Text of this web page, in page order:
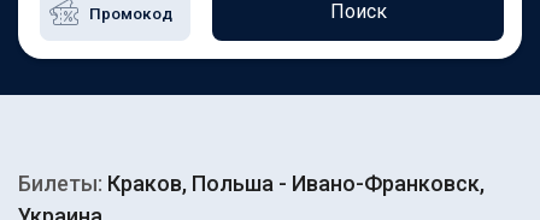
Поиск
Билеты: Краков, Польша - Ивано-Франковск,